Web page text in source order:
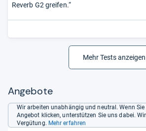
Reverb G2 greifen.“
Mehr Tests anzeigen
Angebote
Wir arbeiten unabhängig und neutral. Wenn
Angebot klicken, unterstützen Sie uns dabei.
Vergütung. Mehr erfahren